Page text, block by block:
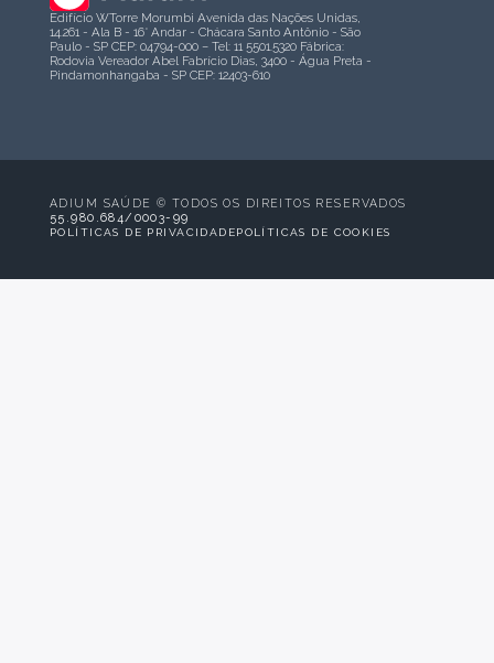
Edifício WTorre Morumbi Avenida das Nações Unidas,
14.261 - Ala B - 16° Andar - Chácara Santo Antônio - São
Paulo - SP CEP: 04794-000 – Tel: 11 5501.5320 Fábrica:
Rodovia Vereador Abel Fabrício Dias, 3400 - Água Preta -
Pindamonhangaba - SP CEP: 12403-610
ADIUM SAÚDE © TODOS OS DIREITOS RESERVADOS
55.980.684/0003-99
POLÍTICAS DE PRIVACIDADEPOLÍTICAS DE COOKIES